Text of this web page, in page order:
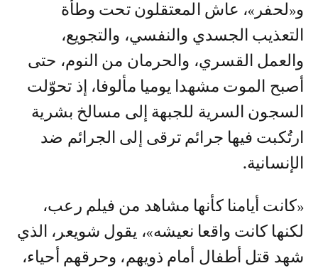
و«لحفر»، عاش المعتقلون تحت وطأة
التعذيب الجسدي والنفسي، والتجويع،
والعمل القسري، والحرمان من النوم، حتى
أصبح الموت مشهدا يوميا مألوفا، إذ تحوّلت
السجون السرية للجبهة إلى مسالخ بشرية
ارتُكبت فيها جرائم ترقى إلى الجرائم ضد
الإنسانية.
«كانت أيامنا كأنها مشاهد من فيلم رعب،
لكنها كانت واقعا نعيشه»، يقول شويعر، الذي
شهد قتل أطفال أمام ذويهم، وحرقهم أحياء،